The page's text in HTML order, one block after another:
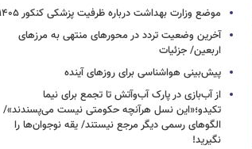
موضع وزارت بهداشت درباره ظرفیت پزشکی کنکور ۱۴۰۵
آخرین وضعیت تردد در محورهای منتهی به مرزهای
اربعین/ جزئیات
پیش‌بینی هواشناسی برای روزهای آینده
از آب‌بازی در پارک آب‌وآتش تا تجمع برای نیما
تکیدو؛«این نسل هرآنچه حکومتی نیست می‌پسندند»/
الگوهای رسمی دیگر مرجع نیستند/ یقه نوجوان‌ها را
نگیرید!